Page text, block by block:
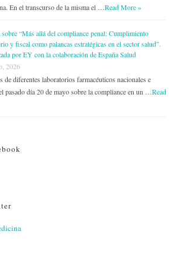
En el transcurso de la misma el … Read More »
sobre “Más allá del compliance penal: Cumplimiento
y fiscal como palancas estratégicas en el sector salud”.
por EY con la colaboración de España Salud
2026
de diferentes laboratorios farmacéuticos nacionales e
pasado día 20 de mayo sobre la compliance en un … Read